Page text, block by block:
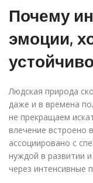
Почему
эмоции,
устойчиво
Людская природа
даже и в времена
не прекращаем
влечение встроено
ассоциировано с
нуждой в развитии
через интенсивные